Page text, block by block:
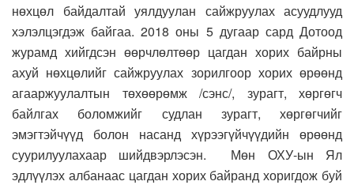
нөхцөл байдалтай уялдуулан сайжруулах асуудлууд
хэлэлцэгдэж байгаа. 2018 оны 5 дугаар сард Дотоод
журамд хийгдсэн өөрчлөлтөөр цагдан хорих байрны
ахуй нөхцөлийг сайжруулах зорилгоор хорих өрөөнд
агааржуулалтын төхөөрөмж /сэнс/, зурагт, хөргөгч
байлгах боломжийг судлан зурагт, хөргөгчийг
эмэгтэйчүүд болон насанд хүрээгүйчүүдийн өрөөнд
суурилуулахаар шийдвэрлэсэн. Мөн ОХУ-ын Ял
эдлүүлэх албанаас цагдан хорих байранд хоригдож буй